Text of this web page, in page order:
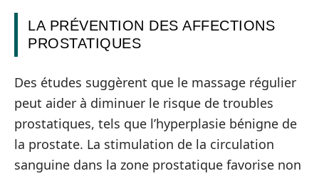
LA PRÉVENTION DES AFFECTIONS
PROSTATIQUES
Des études suggèrent que le massage régulier
peut aider à diminuer le risque de troubles
prostatiques, tels que l’hyperplasie bénigne de
la prostate. La stimulation de la circulation
sanguine dans la zone prostatique favorise non